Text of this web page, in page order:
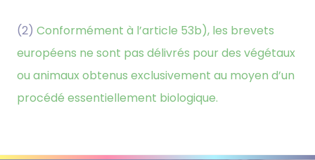
(2) Conformément à l’article 53b), les brevets
européens ne sont pas délivrés pour des végétaux
ou animaux obtenus exclusivement au moyen d’un
procédé essentiellement biologique.